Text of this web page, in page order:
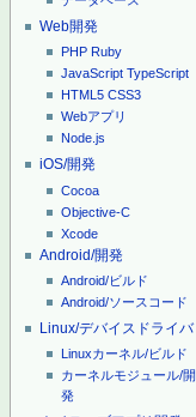
Web開発
PHP Ruby
JavaScript TypeScript
HTML5 CSS3
Webアプリ
Node.js
iOS/開発
Cocoa
Objective-C
Xcode
Android/開発
Android/ビルド
Android/ソースコード
Linux/デバイスドライバ
Linuxカーネル/ビルド
カーネルモジュール/開
発